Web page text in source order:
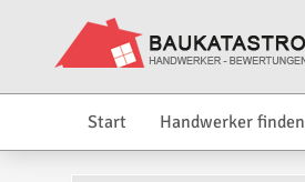
Start Handwerker finden